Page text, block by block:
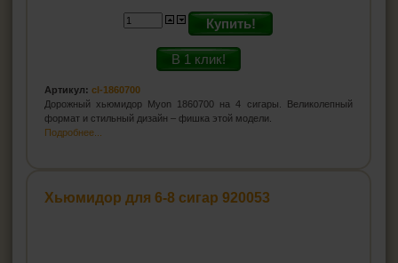
Купить!
В 1 клик!
Артикул: cl-1860700
Дорожный хьюмидор Myon 1860700 на 4 сигары. Великолепный
формат и стильный дизайн – фишка этой модели.
Подробнее...
Хьюмидор для 6-8 сигар 920053